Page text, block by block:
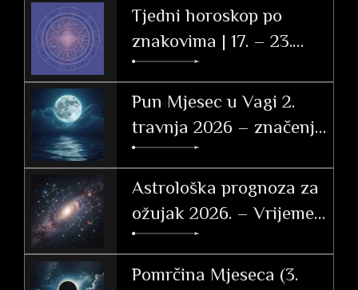
Tjedni horoskop po
znakovima | 17. – 23.
svibnja 2026.
Pun Mjesec u Vagi 2.
travnja 2026 – značenje
po znakovima
Astrološka prognoza za
ožujak 2026. – Vrijeme
tranzicije, akcije i velikih
otkrića
Pomrčina Mjeseca (3.